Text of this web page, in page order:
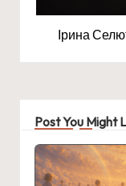
Ірина
Post You Might